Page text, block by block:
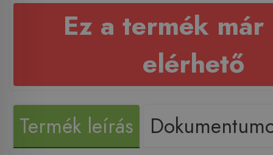
Ez a termék már
elérhető
Termék leírás